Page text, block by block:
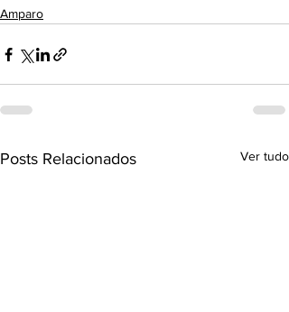
Amparo
Posts Relacionados Ver tudo